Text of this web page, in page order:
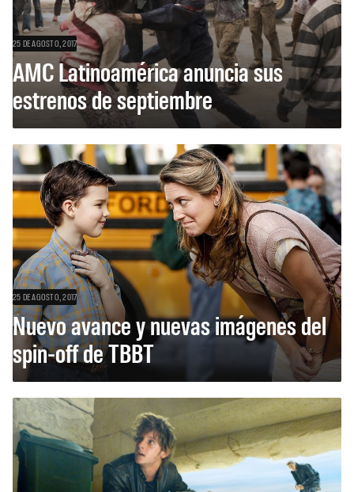
25 DE AGOSTO, 2017
AMC Latinoamérica anuncia sus
estrenos de septiembre
25 DE AGOSTO, 2017
Nuevo avance y nuevas imágenes del
spin-off de TBBT